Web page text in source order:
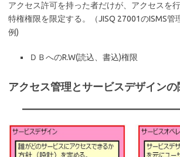
アクセス許可を持った者だけが、アクセスを
特権権限を限定する。（JISQ 27001のISMS管
例)
ＤＢへのR.W(読込、書込)権限
アクセス管理とサービスデザインの